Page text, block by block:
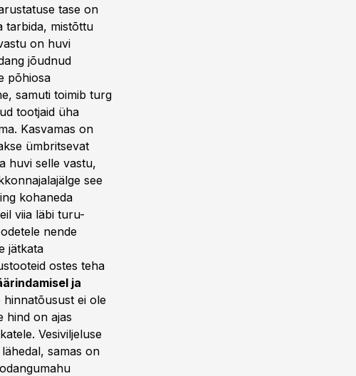
tase on
tarbida, mistõttu
on huvi
jõudnud
põhiosa
samuti toimib turg
tootjaid üha
Kasvamas on
ümbritsevat
huvi selle vastu,
see
kohaneda
viia läbi turu-
nende
jätkata
ostes teha
ja
hinnatõusust ei ole
hind on ajas
Vesiviljeluse
samas on